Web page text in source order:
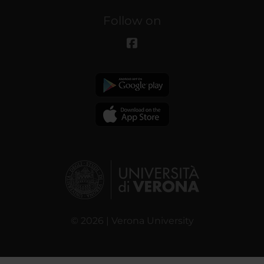
Follow on
© 2026 | Verona University